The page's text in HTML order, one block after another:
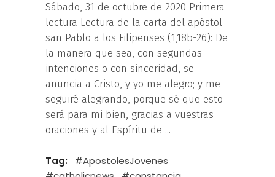
Sábado, 31 de octubre de 2020 Primera
lectura Lectura de la carta del apóstol
san Pablo a los Filipenses (1,18b-26): De
la manera que sea, con segundas
intenciones o con sinceridad, se
anuncia a Cristo, y yo me alegro; y me
seguiré alegrando, porque sé que esto
será para mi bien, gracias a vuestras
oraciones y al Espíritu de
Tag:
#ApostolesJovenes